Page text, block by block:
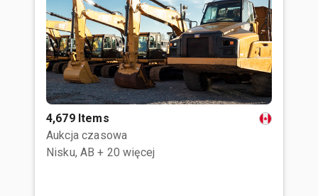
4,679 Items
Aukcja czasowa
Nisku, AB + 20 więcej